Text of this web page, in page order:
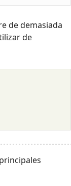
de demasiada
de